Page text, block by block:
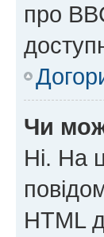
про
Чи
Ні. На
HTML